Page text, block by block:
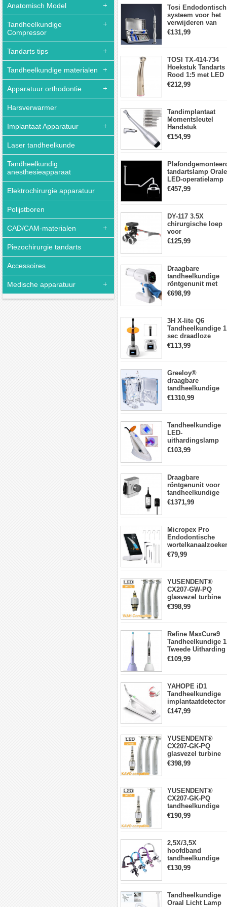
Anatomisch Model
Tandheelkundige
Compressor
Tandarts tips
Tandheelkundige materialen
Apparatuur orthodontie
Harsverwarmer
Implantaat Apparatuur
Laser tandheelkunde
Tandheelkundig
anesthesieapparaat
Elektrochirurgie apparatuur
Polijstboren
CAD/CAM-materialen
Piezochirurgie tandarts
Accessoires
Medische apparatuur
Tosi Endodontisch
systeem voor het
verwijderen van
gebroken vijlen
€131,99
TOSI TX-414-734
Hoekstuk Tandarts
Rood 1:5 met LED
Licht Mini hoofd
€212,99
Tandimplantaat
Momentsleutel
Handstuk
Universele met 12
Schroevendraaiers
€154,99
tandartslamp Orale
LED-operatielamp
6 LED-lens met
€457,99
DY-117 3.5X
chirurgische loep
voor
tandheelkunde +
DY-010 draadloze
€125,99
Draagbare
tandheelkundige
röntgenunit met
hoge frequentie
intraorale
€698,99
3H X-lite Q6
Tandheelkundige 1
sec draadloze
LED-
Uithardingslamp
behuizing
€113,99
Greeloy®
draagbare
tandheelkundige
Eenheid met
luchtCompressor
ultrasone scaler)
€1310,99
Tandheelkundige
LED-
uithardingslamp
Draadloos met
lichtmeter 2000
€103,99
Draagbare
röntgenunit voor
tandheelkundige
apparatuur met
hoge frequentie +
€1371,99
Micropex Pro
Endodontische
wortelkanaalzoeker
Apex Locator voor
€79,99
YUSENDENT®
CX207-GW-PQ
glasvezel turbine
handstuk W&H
compatibel
€398,99
Refine MaxCure9
Tandheelkundige 1
Tweede Uitharding
LED-
uithardingslamp
€109,99
YAHOPE iD1
Tandheelkundige
implantaatdetector
implantaatlocator
slimme
€147,99
YUSENDENT®
CX207-GK-PQ
glasvezel turbine
handstuk KAVO-
compatibel
x3)
€398,99
YUSENDENT®
CX207-GK-PQ
tandheelkundige
turbine-handstuk
compatibel met
€190,99
2,5X/3,5X
hoofdband
tandheelkundige
verrekijkerloepen
met 5W LED-
€130,99
Tandheelkundige
Oraal Licht Lamp